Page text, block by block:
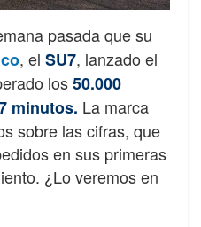
pasada que su
, el SU7, lanzado el
los50.000
minutos. La marca
sobre las cifras, que
en sus primeras
¿Lo veremos en